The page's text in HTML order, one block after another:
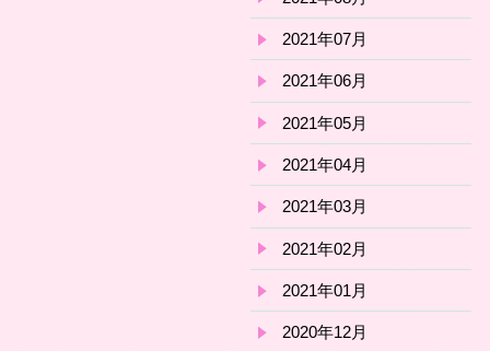
2021年07月
2021年06月
2021年05月
2021年04月
2021年03月
2021年02月
2021年01月
2020年12月